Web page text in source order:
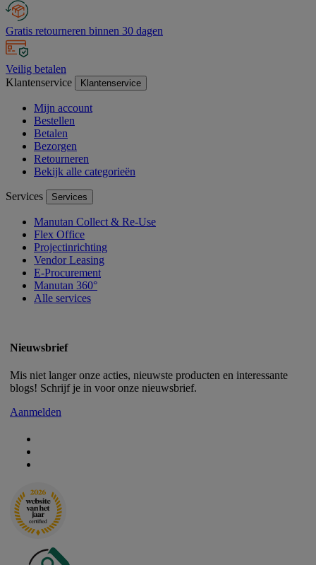
Gratis retourneren binnen 30 dagen
Veilig betalen
Klantenservice
Klantenservice
Mijn account
Bestellen
Betalen
Bezorgen
Retourneren
Bekijk alle categorieën
Services Services
Manutan Collect & Re-Use
Flex Office
Projectinrichting
Vendor Leasing
E-Procurement
Manutan 360°
Alle services
Nieuwsbrief
Mis niet langer onze acties, nieuwste producten en interessante
blogs! Schrijf je in voor onze nieuwsbrief.
Aanmelden